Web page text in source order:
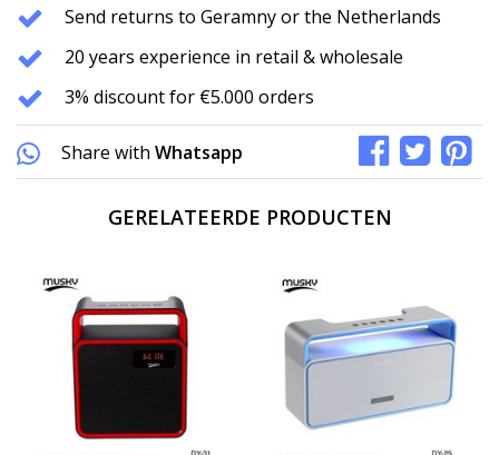
Send returns to Geramny or the Netherlands
20 years experience in retail & wholesale
3% discount for €5.000 orders
Share with Whatsapp
GERELATEERDE PRODUCTEN